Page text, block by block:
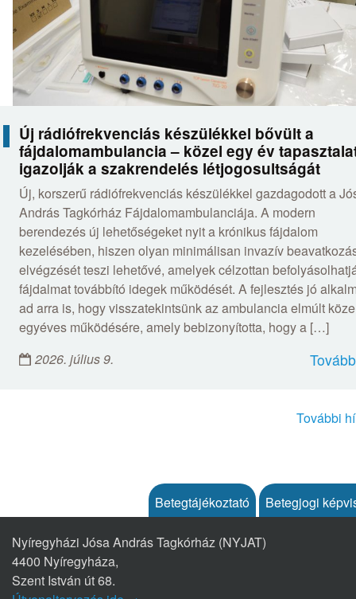
Új rádiófrekvenciás készülékkel bővült a
fájdalomambulancia – közel egy év
igazolják a szakrendelés létjogosultságát
Új, korszerű rádiófrekvenciás készülékkel gazdagodott a
András Tagkórház Fájdalomambulanciája. A modern
berendezés új lehetőségeket nyit a krónikus fájdalom
kezelésében, hiszen olyan minimálisan invazív
elvégzését teszi lehetővé, amelyek célzottan
fájdalmat továbbító idegek működését. A fejlesztés jó
ad arra is, hogy visszatekintsünk az ambulancia elmúlt
egyéves működésére, amely bebizonyította, hogy a […]
2026. július 9.
További
Betegtájékoztató Betegjogi
Nyíregyházi Jósa András Tagkórház (NYJAT)
4400 Nyíregyháza,
Szent István út 68.